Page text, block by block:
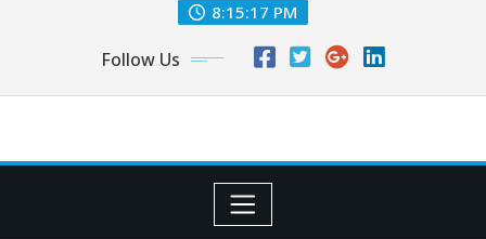
8:15:19 PM
Follow Us